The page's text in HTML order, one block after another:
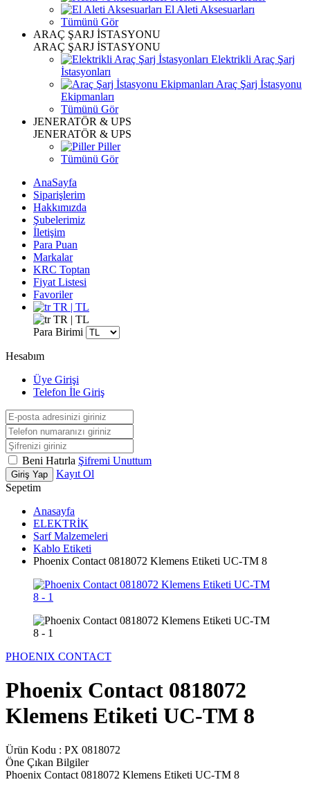
El Aleti Aksesuarları
Tümünü Gör
ARAÇ ŞARJ İSTASYONU
ARAÇ ŞARJ İSTASYONU
Elektrikli Araç Şarj
İstasyonları
Araç Şarj İstasyonu
Ekipmanları
Tümünü Gör
JENERATÖR & UPS
JENERATÖR & UPS
Piller
Tümünü Gör
AnaSayfa
Siparişlerim
Hakkımızda
Şubelerimiz
İletişim
Para Puan
Markalar
KRC Toptan
Fiyat Listesi
Favoriler
TR | TL
TR | TL
Para Birimi
Hesabım
Üye Girişi
Telefon İle Giriş
Beni Hatırla Şifremi Unuttum
Giriş Yap
Kayıt Ol
Sepetim
Anasayfa
ELEKTRİK
Sarf Malzemeleri
Kablo Etiketi
Phoenix Contact 0818072 Klemens Etiketi UC-TM 8
PHOENIX CONTACT
Phoenix Contact 0818072
Klemens Etiketi UC-TM 8
Ürün Kodu : PX 0818072
Öne Çıkan Bilgiler
Phoenix Contact 0818072 Klemens Etiketi UC-TM 8